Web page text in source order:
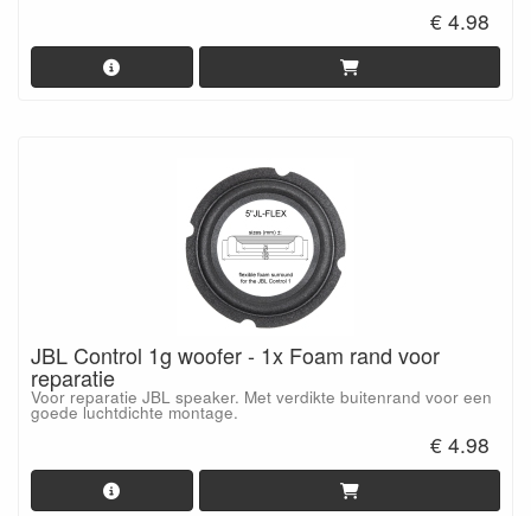
€ 4.98
JBL Control 1g woofer - 1x Foam rand voor
reparatie
Voor reparatie JBL speaker. Met verdikte buitenrand voor een
goede luchtdichte montage.
€ 4.98